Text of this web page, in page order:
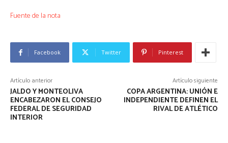
Fuente de la nota
Facebook Twitter Pinterest
Artículo anterior
JALDO Y MONTEOLIVA
ENCABEZARON EL CONSEJO
FEDERAL DE SEGURIDAD
INTERIOR
Artículo siguiente
COPA ARGENTINA: UNIÓN E
INDEPENDIENTE DEFINEN EL
RIVAL DE ATLÉTICO